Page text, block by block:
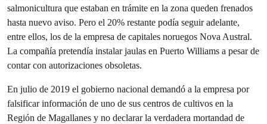
salmonicultura que estaban en trámite en la zona queden frenados
hasta nuevo aviso. Pero el 20% restante podía seguir adelante,
entre ellos, los de la empresa de capitales noruegos Nova Austral.
La compañía pretendía instalar jaulas en Puerto Williams a pesar de
contar con autorizaciones obsoletas.
En julio de 2019 el gobierno nacional demandó a la empresa por
falsificar información de uno de sus centros de cultivos en la
Región de Magallanes y no declarar la verdadera mortandad de